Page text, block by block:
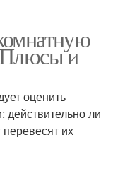
Плюсы и
оценить
действительно ли
их